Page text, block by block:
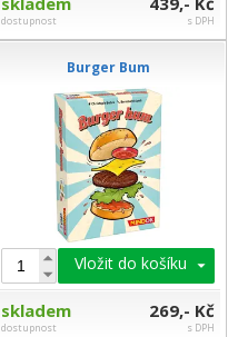
dostupnost s DPH
Burger Bum
Vložit do košíku
skladem
dostupnost
269,- Kč
s DPH